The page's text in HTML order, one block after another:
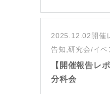
2025.12.02 開催
告知,研究会/イベ
【開催報告レ
分科会